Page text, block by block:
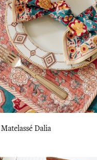
Dalia